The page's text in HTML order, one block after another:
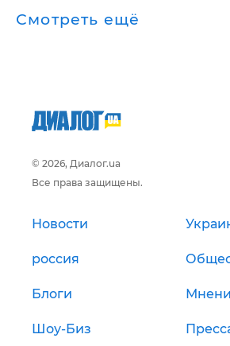
Смотреть ещё
© 2026, Диалог.ua
Все права защищены.
Новости
россия
Блоги
Шоу-Биз